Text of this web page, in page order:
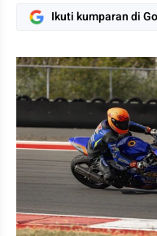
Ikuti kumparan di